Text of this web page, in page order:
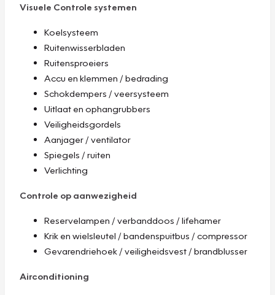
Visuele Controle systemen
Koelsysteem
Ruitenwisserbladen
Ruitensproeiers
Accu en klemmen / bedrading
Schokdempers / veersysteem
Uitlaat en ophangrubbers
Veiligheidsgordels
Aanjager / ventilator
Spiegels / ruiten
Verlichting
Controle op aanwezigheid
Reservelampen / verbanddoos / lifehamer
Krik en wielsleutel / bandenspuitbus / compressor
Gevarendriehoek / veiligheidsvest / brandblusser
Airconditioning